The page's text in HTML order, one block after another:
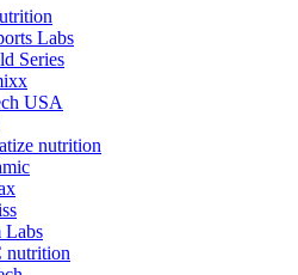
Labs
Series
USA
nutrition